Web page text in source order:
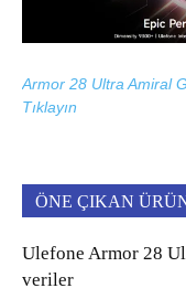
Armor 28 Ultra Amiral
Tıklayın
ÖNE ÇIKAN
Ulefone Armor 28
veriler